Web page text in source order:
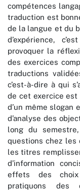
compétences
traduction est
de la langue et du
d’expérience,
provoquer la
des exercices
traductions
c’est-à-dire à qui
de cet exercice est
d’un même slogan
d’analyse des
long du
questions chez les
les titres
d’information
effets des choix
pratiquons des